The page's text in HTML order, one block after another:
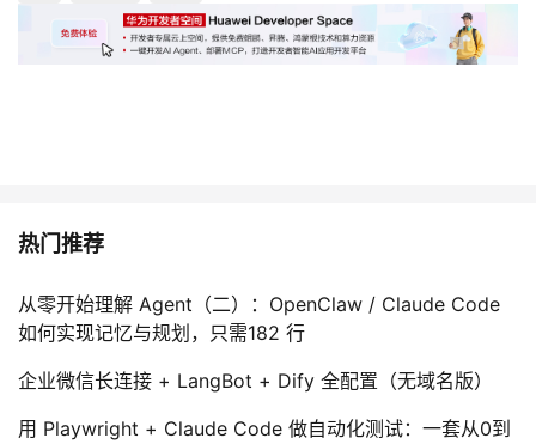
热门推荐
从零开始理解 Agent（二）：OpenClaw / Claude Code
如何实现记忆与规划，只需182 行
企业微信长连接 + LangBot + Dify 全配置（无域名版）
用 Playwright + Claude Code 做自动化测试：一套从0到